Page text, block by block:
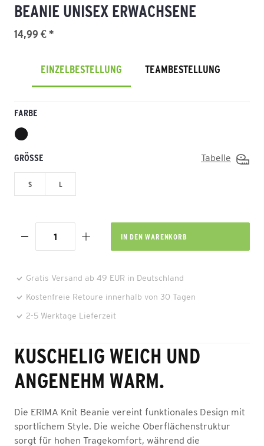
BEANIE UNISEX ERWACHSENE
14,99 € *
EINZELBESTELLUNG TEAMBESTELLUNG
FARBE
GRÖSSE Tabelle
S L
IN DEN WARENKORB
Gratis Versand ab 49 EUR in Deutschland
Kostenfreie Retoure innerhalb von 30 Tagen
2-5 Werktage Lieferzeit
KUSCHELIG WEICH UND
ANGENEHM WARM.
Die ERIMA Knit Beanie vereint funktionales Design mit
sportlichem Style. Die weiche Oberflächenstruktur
sorgt für hohen Tragekomfort, während die